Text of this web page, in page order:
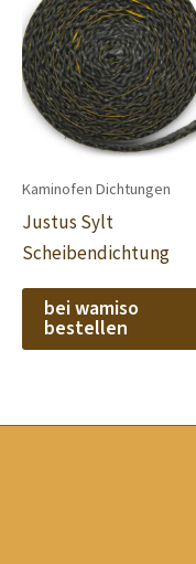
Kaminofen Dichtungen
Justus Sylt
Scheibendichtung
bei wamiso
bestellen